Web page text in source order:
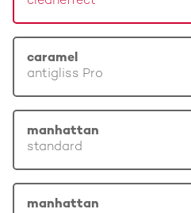
caramel
antigliss Pro
manhattan
standard
manhattan